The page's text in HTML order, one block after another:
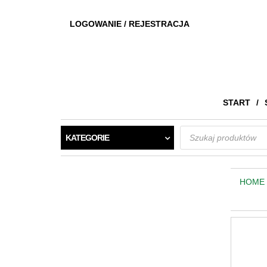
LOGOWANIE / REJESTRACJA
START
KATEGORIE
Wyszukiwarka
produktów
HOME